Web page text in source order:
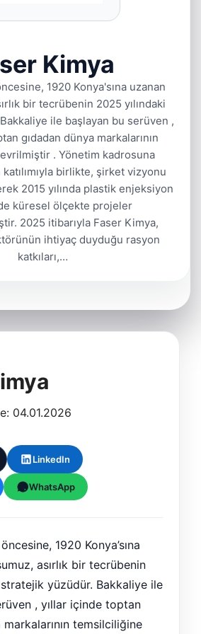
Kimya
1920 Konya'sına uzanan
bir tecrübenin 2025 yılındaki
ile başlayan bu serüven ,
gıdadan dünya markalarının
. Yönetim kadrosuna
birlikte, şirket vizyonu
2015 yılında plastik enjeksiyon
küresel ölçekte projeler
2025 itibarıyla Faser Kimya,
ihtiyaç duyduğu rasyon
katkıları,…
04.01.2026
LinkedIn
WhatsApp
1920 Konya’sına
asırlık bir tecrübenin
stratejik yüzüdür. Bakkaliye ile
, yıllar içinde toptan
temsilciliğine